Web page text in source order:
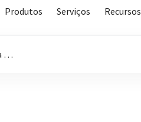
Produtos Serviços Recursos
BREASE para Ressonância Magnética